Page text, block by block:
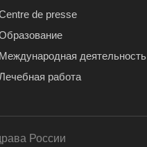
de presse
Международная деятельность
работа
России